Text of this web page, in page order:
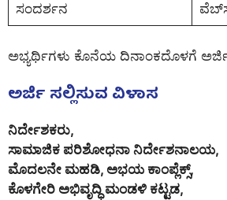
ಸಂದರ್ಶನ
ಅಭ್ಯರ್ಥಿಗಳು ಕೊನೆಯ ದಿನಾಂಕದೊಳಗೆ
ಅರ್ಜಿ ಸಲ್ಲಿಸುವ ವಿಳಾಸ
ನಿರ್ದೇಶಕರು,
ಸಾಮಾಜಿಕ ಪರಿಶೋಧನಾ ನಿರ್ದೇಶನಾಲಯ,
ಮೊದಲನೇ ಮಹಡಿ, ಅಭಯ ಕಾಂಪ್ಲೆಕ್ಸ್,
ಕೊಳಗೇರಿ ಅಭಿವೃದ್ಧಿ ಮಂಡಳಿ ಕಟ್ಟಡ,